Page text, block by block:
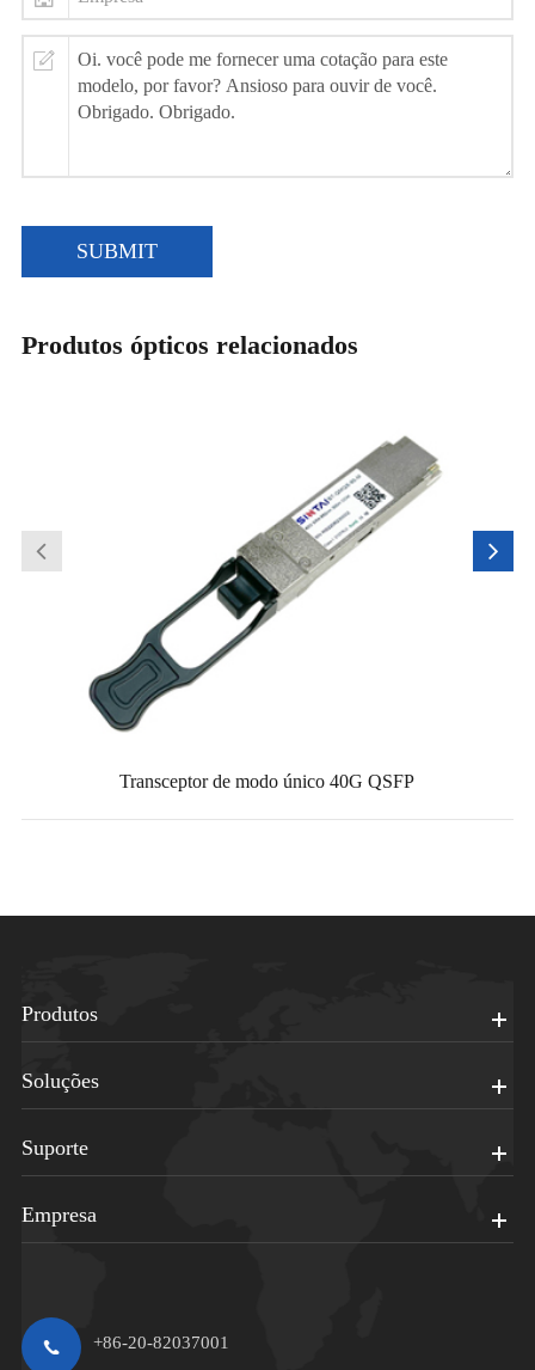
SUBMIT
Produtos ópticos relacionados
Transceptor de modo único 40G QSFP
Produtos
Soluções
Suporte
Empresa
+86-20-82037001